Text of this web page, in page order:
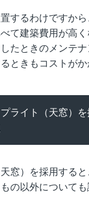
するわけですか
て建築費用が高
たときのメンテ
ときもコストがか
ライト（天窓）
天窓）を採用する
の以外についても